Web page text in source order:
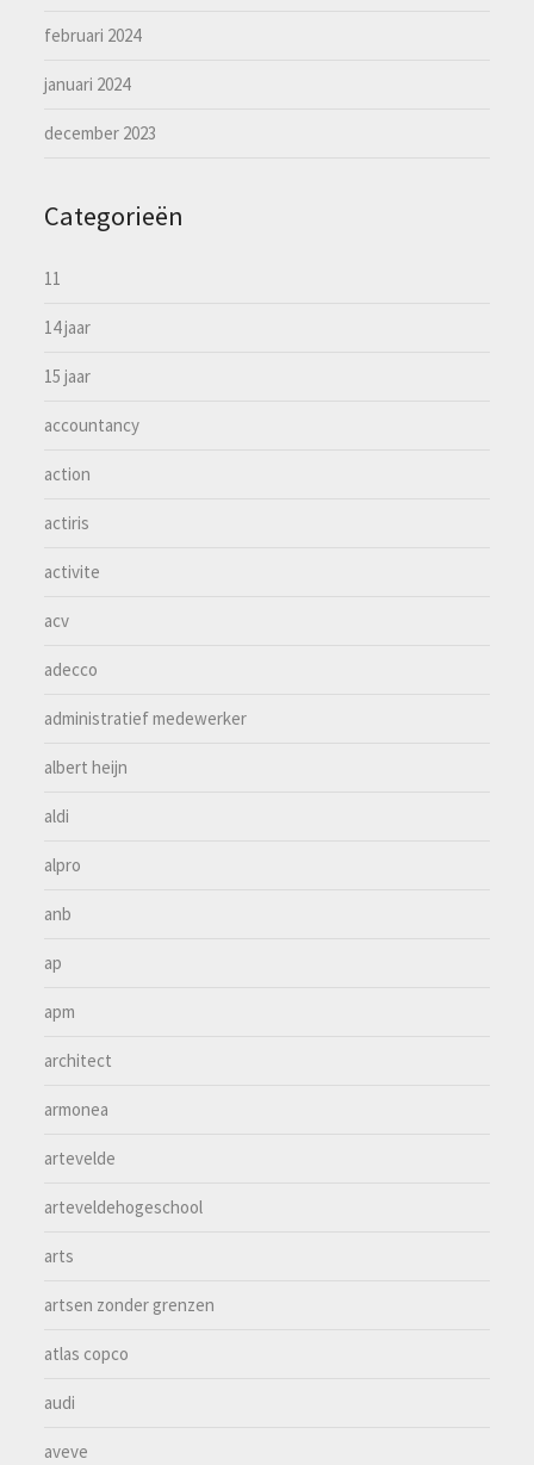
februari 2024
januari 2024
december 2023
Categorieën
11
14 jaar
15 jaar
accountancy
action
actiris
activite
acv
adecco
administratief medewerker
albert heijn
aldi
alpro
anb
ap
apm
architect
armonea
artevelde
arteveldehogeschool
arts
artsen zonder grenzen
atlas copco
audi
aveve